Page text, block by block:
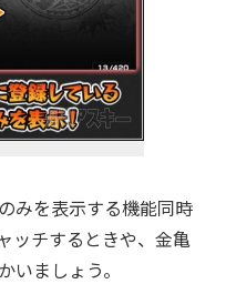
みを表示する機能同時
ッチするときや、金亀
いましょう。